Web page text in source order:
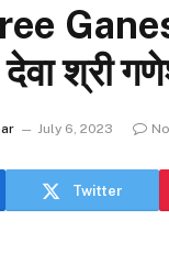
श्री
July 6, 2023
Twitter